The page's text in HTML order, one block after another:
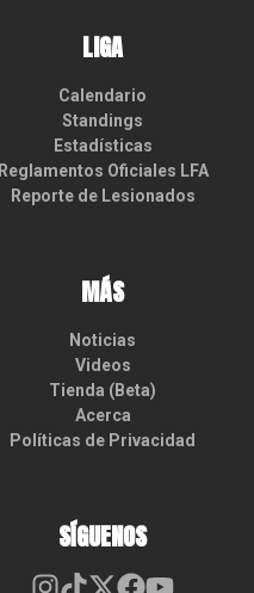
LIGA
Calendario
Standings
Estadísticas
Reglamentos Oficiales LFA
Reporte de Lesionados
MÁS
Noticias
Videos
Tienda (Beta)
Acerca
Políticas de Privacidad
SÍGUENOS